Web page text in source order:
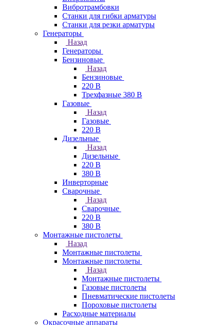
Вибротрамбовки
Станки для гибки арматуры
Станки для резки арматуры
Генераторы
Назад
Генераторы
Бензиновые
Назад
Бензиновые
220 В
Трехфазные 380 В
Газовые
Назад
Газовые
220 В
Дизельные
Назад
Дизельные
220 В
380 В
Инверторные
Сварочные
Назад
Сварочные
220 В
380 В
Монтажные пистолеты
Назад
Монтажные пистолеты
Монтажные пистолеты
Назад
Монтажные пистолеты
Газовые пистолеты
Пневматические пистолеты
Пороховые пистолеты
Расходные материалы
Окрасочные аппараты